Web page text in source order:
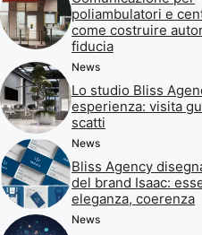
poliambulatori e
come costruire
fiducia
News
Lo studio Bliss
esperienza: visita
scatti
News
Bliss Agency
del brand Isaac:
eleganza, coerenza
News